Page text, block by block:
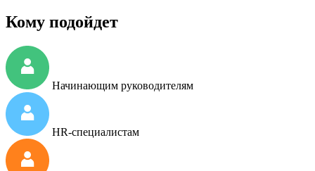
Кому подойдет
Начинающим руководителям
HR-специалистам